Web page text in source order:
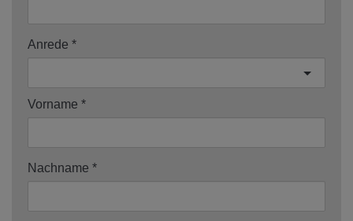
Anrede
Vorname
Nachname